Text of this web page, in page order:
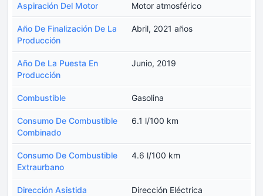
Aspiración Del Motor Motor atmosférico
Año De Finalización De La
Producción
Abril, 2021 años
Año De La Puesta En
Producción
Junio, 2019
Combustible Gasolina
Consumo De Combustible
Combinado
6.1 l/100 km
Consumo De Combustible
Extraurbano
4.6 l/100 km
Dirección Asistida Dirección Eléctrica